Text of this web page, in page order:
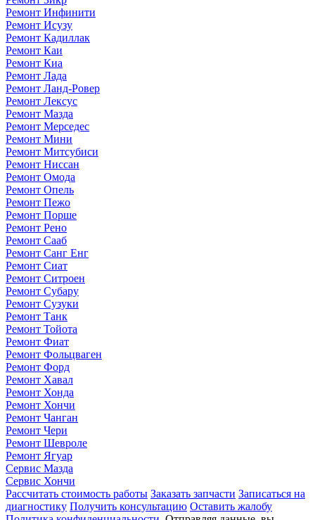
Ремонт Инфинити
Ремонт Исузу
Ремонт Кадиллак
Ремонт Каи
Ремонт Киа
Ремонт Лада
Ремонт Ланд-Ровер
Ремонт Лексус
Ремонт Мазда
Ремонт Мерседес
Ремонт Мини
Ремонт Митсубиси
Ремонт Ниссан
Ремонт Омода
Ремонт Опель
Ремонт Пежо
Ремонт Порше
Ремонт Рено
Ремонт Сааб
Ремонт Санг Енг
Ремонт Сиат
Ремонт Ситроен
Ремонт Субару
Ремонт Сузуки
Ремонт Танк
Ремонт Тойота
Ремонт Фиат
Ремонт Фольцваген
Ремонт Форд
Ремонт Хавал
Ремонт Хонда
Ремонт Хончи
Ремонт Чанган
Ремонт Чери
Ремонт Шевроле
Ремонт Ягуар
Сервис Мазда
Сервис Хончи
Рассчитать стоимость работы Заказать запчасти Записаться на
диагностику Получить консультацию Оставить жалобу